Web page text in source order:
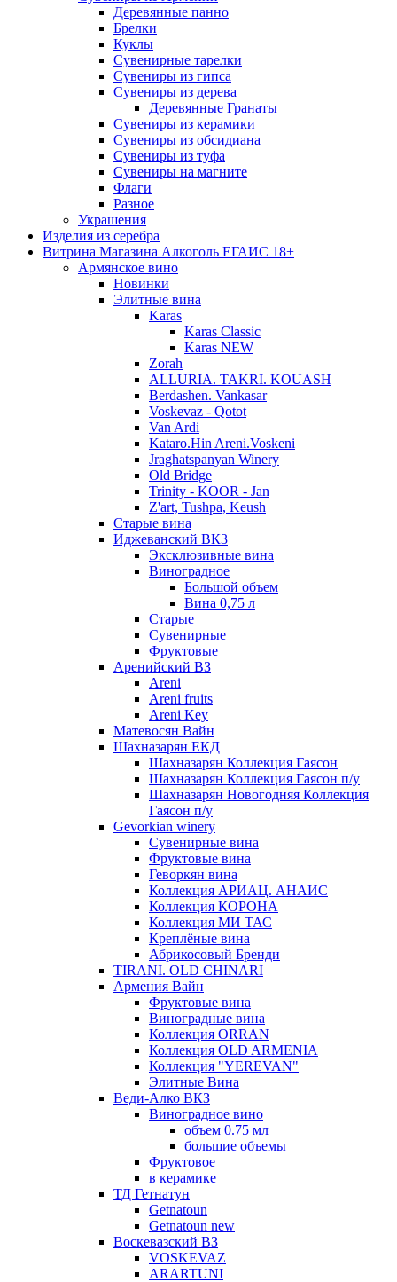
Деревянные панно
Брелки
Куклы
Сувенирные тарелки
Сувениры из гипса
Сувениры из дерева
Деревянные Гранаты
Сувениры из керамики
Сувениры из обсидиана
Сувениры из туфа
Сувениры на магните
Флаги
Разное
Украшения
Изделия из серебра
Витрина Магазина Алкоголь ЕГАИС 18+
Армянское вино
Новинки
Элитные вина
Karas
Karas Classic
Karas NEW
Zorah
ALLURIA. TAKRI. KOUASH
Berdashen. Vankasar
Voskevaz - Qotot
Van Ardi
Kataro.Hin Areni.Voskeni
Jraghatspanyan Winery
Old Bridge
Trinity - KOOR - Jan
Z'art, Tushpa, Keush
Старые вина
Иджеванский ВК3
Эксклюзивные вина
Виноградное
Большой объем
Вина 0,75 л
Старые
Сувенирные
Фруктовые
Аренийский ВЗ
Areni
Areni fruits
Areni Key
Матевосян Вайн
Шахназарян ЕКД
Шахназарян Коллекция Гаясон
Шахназарян Коллекция Гаясон п/у
Шахназарян Новогодняя Коллекция
Гаясон п/у
Gevorkian winery
Сувенирные вина
Фруктовые вина
Геворкян вина
Коллекция АРИАЦ. АНАИС
Коллекция КОРОНА
Коллекция МИ ТАС
Креплёные вина
Абрикосовый Бренди
TIRANI. OLD CHINARI
Армения Вайн
Фруктовые вина
Виноградные вина
Коллекция ORRAN
Коллекция OLD ARMENIA
Коллекция "YEREVAN"
Элитные Вина
Веди-Алко ВКЗ
Виноградное вино
объем 0.75 мл
большие объемы
Фруктовое
в керамике
ТД Гетнатун
Getnatoun
Getnatoun new
Воскевазский ВЗ
VOSKEVAZ
ARARTUNI